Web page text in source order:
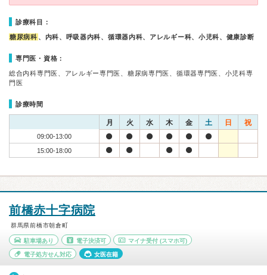
診療科目：
糖尿病科 、内科、呼吸器内科、循環器内科、アレルギー科、小児科、健康診断
専門医・資格：
総合内科専門医、アレルギー専門医、糖尿病専門医、循環器専門医、小児科専
門医
診療時間
月 火 水 木 金 土 日 祝
09:00-13:00
15:00-18:00
前橋赤十字病院
群馬県前橋市朝倉町
駐車場あり 電子決済可 マイナ受付 (スマホ可)
電子処方せん対応 女医在籍